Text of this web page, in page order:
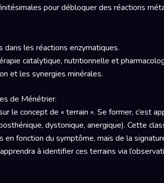
pour débloquer des réactions
les réactions enzymatiques.
catalytique, nutritionnelle et
et les synergies minérales.
de Ménétrier.
le concept de « terrain ». Se former, c’est
dystonique, anergique). Cette
fonction du symptôme, mais de la
à identifier ces terrains via